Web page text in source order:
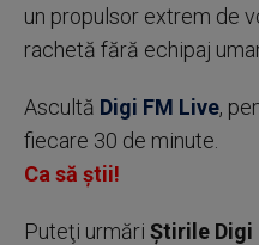
un propulsor extrem de
rachetă fără echipaj
Ascultă Digi FM Live,
fiecare 30 de minute.
Ca să știi!
Puteţi urmări Știrile Digi